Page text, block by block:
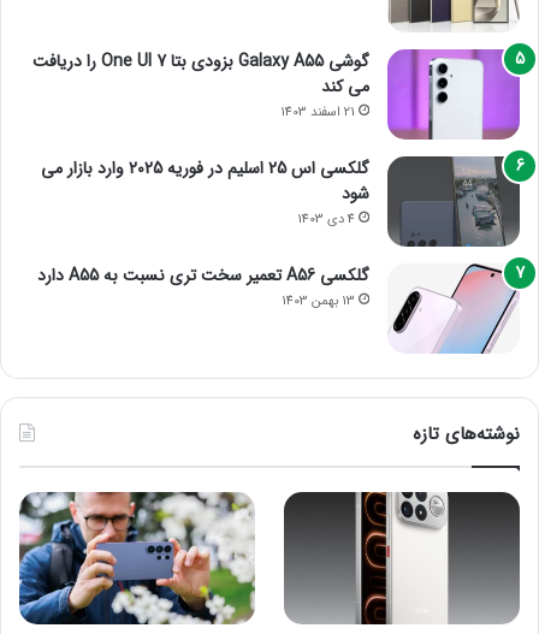
گوشی Galaxy A55 بزودی بتا One UI 7 را دریافت
می کند
21 اسفند 1403
گلکسی اس 25 اسلیم در فوریه 2025 وارد بازار می
شود
4 دی 1403
گلکسی A56 تعمیر سخت تری نسبت به A55 دارد
13 بهمن 1403
نوشته‌های تازه